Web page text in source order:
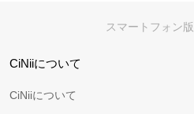
スマートフォン版
CiNiiについて
CiNiiについて